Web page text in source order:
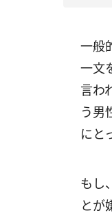
一般
一文
言わ
う男
にと
もし
とが